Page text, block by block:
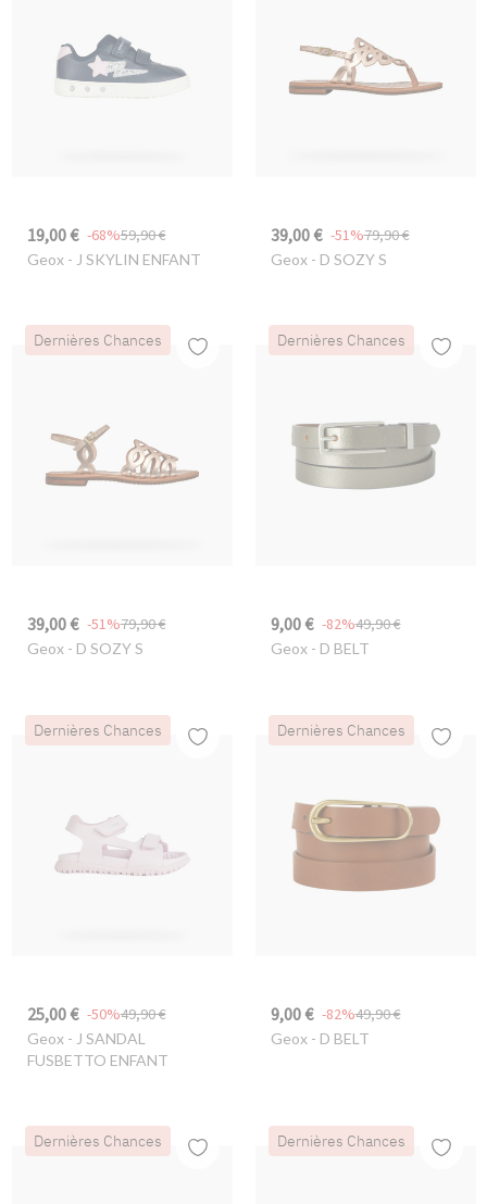
19,00 € 59,90 €
-68%
Geox- J SKYLIN ENFANT
39,00 € 79,90 €
-51%
Geox- D SOZY S
Dernières Chances
39,00 € 79,90 €
-51%
Geox- D SOZY S
Dernières Chances
9,00 € 49,90 €
-82%
Geox- D BELT
Dernières Chances
25,00 € 49,90 €
-50%
Geox- J SANDAL
FUSBETTO ENFANT
Dernières Chances
9,00 € 49,90 €
-82%
Geox- D BELT
Dernières Chances Dernières Chances